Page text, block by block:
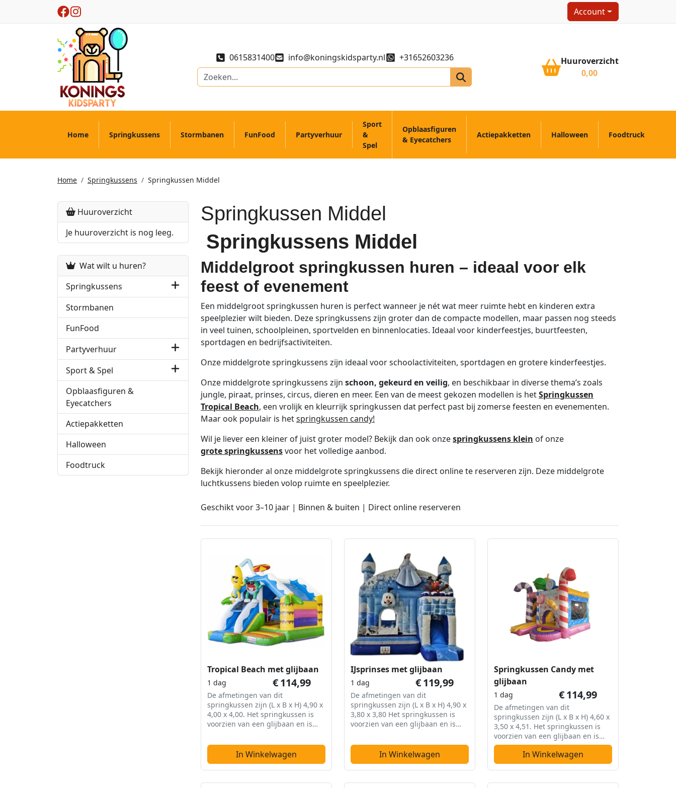
Account
0615831400 info@koningskidsparty.nl +31652603236
Huuroverzicht
0,00
Home Springkussens Stormbanen FunFood Partyverhuur
Sport
&
Spel
Opblaasfiguren
& Eyecatchers
Actiepakketten Halloween Foodtruck
Home Springkussens Springkussen Middel
Huuroverzicht
Je huuroverzicht is nog leeg.
Wat wilt u huren?
Springkussens
Stormbanen
FunFood
Partyverhuur
Sport & Spel
Opblaasfiguren &
Eyecatchers
Actiepakketten
Halloween
Foodtruck
Springkussen Middel
Springkussens Middel
Middelgroot springkussen huren – ideaal voor elk
feest of evenement
Een middelgroot springkussen huren is perfect wanneer je nét wat meer ruimte hebt en kinderen extra
speelplezier wilt bieden. Deze springkussens zijn groter dan de compacte modellen, maar passen nog steeds
in veel tuinen, schoolpleinen, sportvelden en binnenlocaties. Ideaal voor kinderfeestjes, buurtfeesten,
sportdagen en bedrijfsactiviteiten.
Onze middelgrote springkussens zijn ideaal voor schoolactiviteiten, sportdagen en grotere kinderfeestjes.
Onze middelgrote springkussens zijn schoon, gekeurd en veilig, en beschikbaar in diverse thema’s zoals
jungle, piraat, prinses, circus, dieren en meer. Een van de meest gekozen modellen is hetSpringkussen
Tropical Beach, een vrolijk en kleurrijk springkussen dat perfect past bij zomerse feesten en evenementen.
Maar ook populair is hetspringkussen candy!
Wil je liever een kleiner of juist groter model? Bekijk dan ook onzespringkussens klein of onze
grotespringkussensvoor het volledige aanbod.
Bekijk hieronder al onze middelgrote springkussens die direct online te reserveren zijn. Deze middelgrote
luchtkussens bieden volop ruimte en speelplezier.
Geschikt voor 3–10 jaar | Binnen & buiten | Direct online reserveren
Tropical Beach met glijbaan
1 dag € 114,99
De afmetingen van dit
springkussen zijn (L x B x H) 4,90 x
4,00 x 4,00. Het springkussen is
voorzien van een glijbaan en is
In Winkelwagen
IJsprinses met glijbaan
1 dag €119,99
De afmetingen van dit
springkussen zijn (L x B x H) 4,90 x
3,80 x 3,80 Het springkussen is
voorzien van een glijbaan en is
In Winkelwagen
Springkussen Candy met
glijbaan
1 dag €114,99
De afmetingen van dit
springkussen zijn (L x B x H) 4,60 x
3,50 x 4,51. Het springkussen is
voorzien van een glijbaan en is
overdekt.
In Winkelwagen